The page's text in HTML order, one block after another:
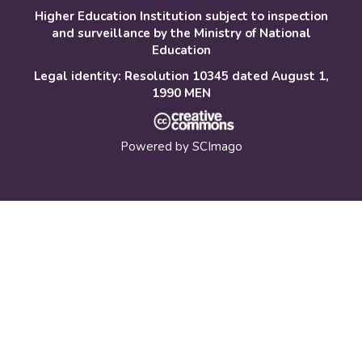
Higher Education Institution subject to inspection
and surveillance by the Ministry of National
Education
Legal identity: Resolution 10345 dated August 1,
1990 MEN
Powered by SCImago